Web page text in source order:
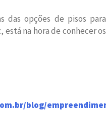
das opções de pisos para
na hora de conhecer os
blog/